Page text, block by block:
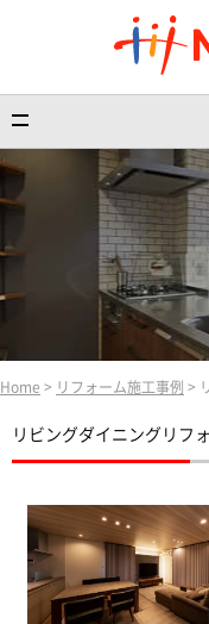
Home > リフォーム施工事例 >
リビングダイニングリフ